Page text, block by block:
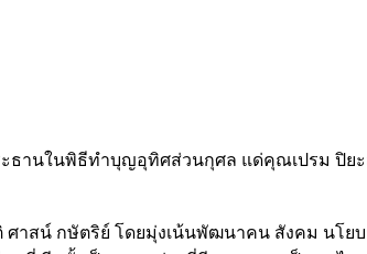
ธานในพิธีทำบุญอุทิศส่วนกุศล แด่คุณเปรม ปิ
าสน์ กษัตริย์ โดยมุ่งเน้นพัฒนาคน สังคม นโ